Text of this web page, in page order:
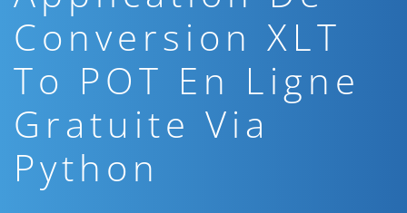
Conversion XLT
To POT En Ligne
Gratuite Via
Python